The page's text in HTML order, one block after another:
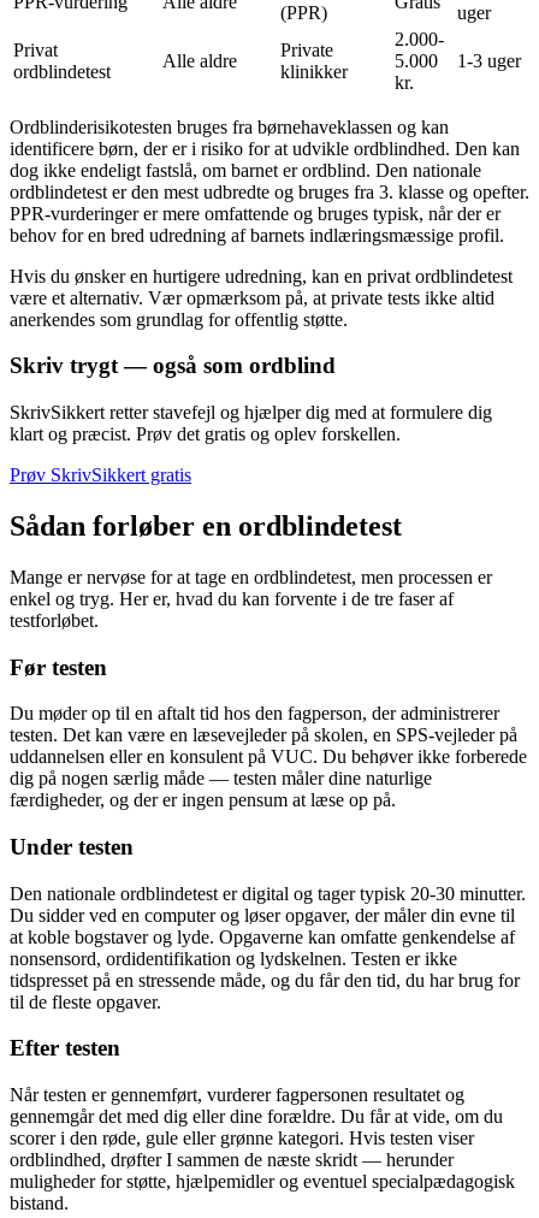
(PPR)
uger
Privat
ordblindetest
Alle aldre
Private
klinikker
2.000-
5.000
kr.
1-3 uger
Ordblinderisikotesten bruges fra børnehaveklassen og kan
identificere børn, der er i risiko for at udvikle ordblindhed. Den kan
dog ikke endeligt fastslå, om barnet er ordblind. Den nationale
ordblindetest er den mest udbredte og bruges fra 3. klasse og opefter.
PPR-vurderinger er mere omfattende og bruges typisk, når der er
behov for en bred udredning af barnets indlæringsmæssige profil.
Hvis du ønsker en hurtigere udredning, kan en privat ordblindetest
være et alternativ. Vær opmærksom på, at private tests ikke altid
anerkendes som grundlag for offentlig støtte.
Skriv trygt — også som ordblind
SkrivSikkert retter stavefejl og hjælper dig med at formulere dig
klart og præcist. Prøv det gratis og oplev forskellen.
Prøv SkrivSikkert gratis
Sådan forløber en ordblindetest
Mange er nervøse for at tage en ordblindetest, men processen er
enkel og tryg. Her er, hvad du kan forvente i de tre faser af
testforløbet.
Før testen
Du møder op til en aftalt tid hos den fagperson, der administrerer
testen. Det kan være en læsevejleder på skolen, en SPS-vejleder på
uddannelsen eller en konsulent på VUC. Du behøver ikke forberede
dig på nogen særlig måde — testen måler dine naturlige
færdigheder, og der er ingen pensum at læse op på.
Under testen
Den nationale ordblindetest er digital og tager typisk 20-30 minutter.
Du sidder ved en computer og løser opgaver, der måler din evne til
at koble bogstaver og lyde. Opgaverne kan omfatte genkendelse af
nonsensord, ordidentifikation og lydskelnen. Testen er ikke
tidspresset på en stressende måde, og du får den tid, du har brug for
til de fleste opgaver.
Efter testen
Når testen er gennemført, vurderer fagpersonen resultatet og
gennemgår det med dig eller dine forældre. Du får at vide, om du
scorer i den røde, gule eller grønne kategori. Hvis testen viser
ordblindhed, drøfter I sammen de næste skridt — herunder
muligheder for støtte, hjælpemidler og eventuel specialpædagogisk
bistand.